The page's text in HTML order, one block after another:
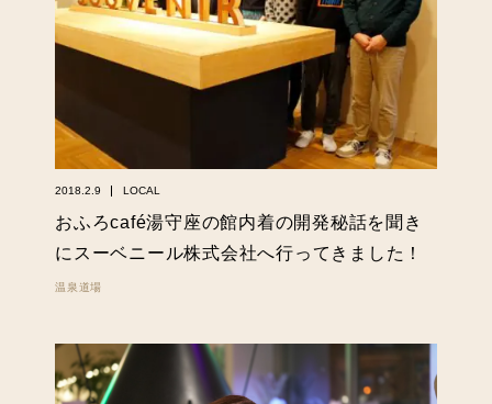
2018.2.9 LOCAL
おふろcafé湯守座の館内着の開発秘話を聞き
にスーベニール株式会社へ行ってきました！
温泉道場